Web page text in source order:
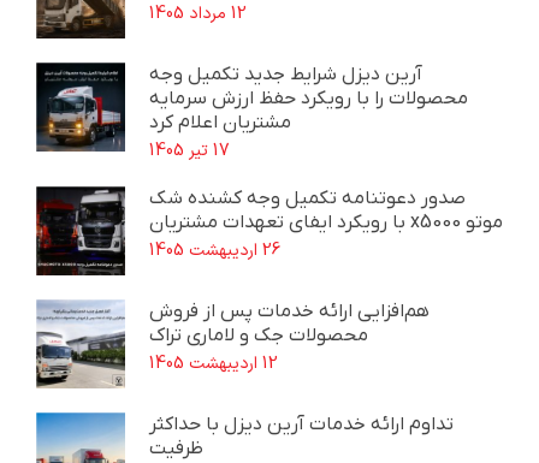
12 مرداد 1405
آرین دیزل شرایط جدید تکمیل وجه
محصولات را با رویکرد حفظ ارزش سرمایه
مشتریان اعلام کرد
17 تیر 1405
صدور دعوتنامه تکمیل وجه کشنده شک
موتو x5000 با رویکرد ایفای تعهدات مشتریان
26 اردیبهشت 1405
هم‌افزایی ارائه خدمات پس از فروش
محصولات جک و لاماری تراک
12 اردیبهشت 1405
تداوم ارائه خدمات آرین دیزل با حداکثر
ظرفیت